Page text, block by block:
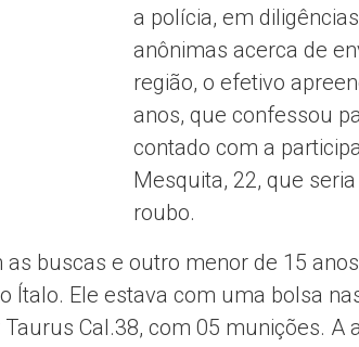
a polícia, em
anônimas acerca de
região, o efetivo
anos, que confessou
contado com a
Mesquita, 22, que
roubo.
buscas e outro menor de 15
Ítalo. Ele estava com uma bolsa
Cal.38, com 05 munições. A